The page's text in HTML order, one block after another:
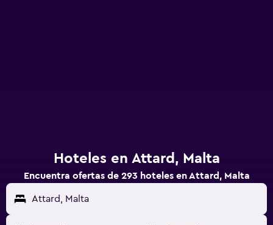
Hoteles en Attard, Malta
Encuentra ofertas de 293 hoteles en Attard, Malta
Attard, Malta